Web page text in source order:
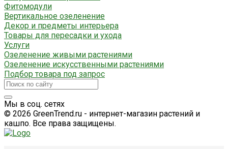
Фитомодули
Вертикальное озеленение
Декор и предметы интерьера
Товары для пересадки и ухода
Услуги
Озеленение живыми растениями
Озеленение искусственными растениями
Подбор товара под запрос
Мы в соц. сетях
© 2026 GreenTrend.ru - интернет-магазин растений и
кашпо. Все права защищены.